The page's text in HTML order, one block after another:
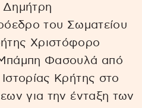
Δημήτρη
του Σωματείου
Χριστόφορο
Φασουλά από
Κρήτης στο
για την ένταξη των